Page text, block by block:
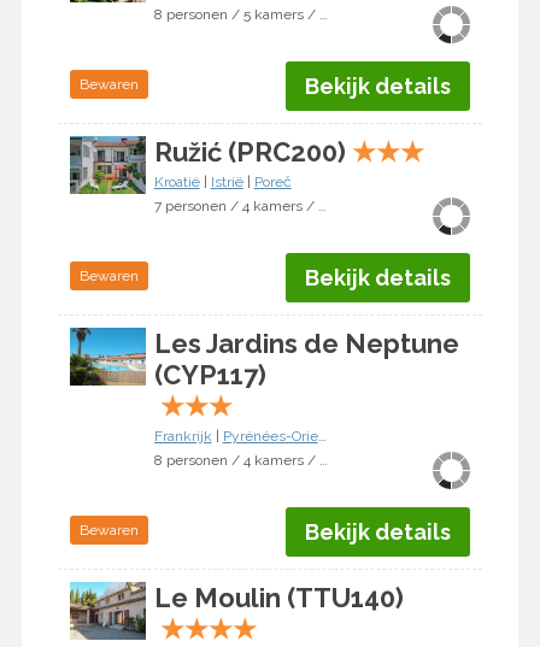
8 personen / 5 kamers / 4 slaapkamers
Bewaren Bekijk details
Ružić (PRC200) ★★★
Kroatië| Istrië| Poreč
7 personen / 4 kamers / 3 slaapkamers
Bewaren Bekijk details
Les Jardins de Neptune
(CYP117)
★★★
Frankrijk Pyrénées-Orientales
8 personen / 4 kamers / 3 slaapkamers
Bewaren Bekijk details
Le Moulin (TTU140)
★★★★